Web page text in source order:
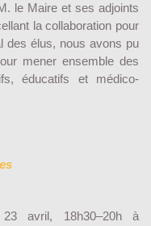
le Maire et ses adjoints
la collaboration pour
des élus, nous avons pu
mener ensemble des
éducatifs et médico-
avril, 18h30–20h à